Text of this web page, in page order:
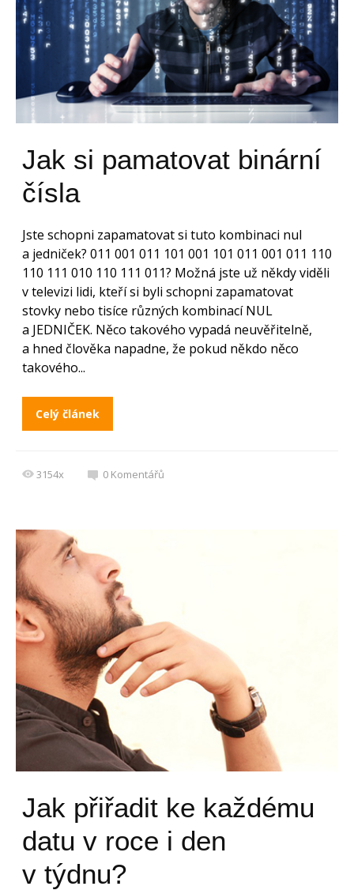
Jak si pamatovat binární
čísla
Jste schopni zapamatovat si tuto kombinaci nul
a jedniček? 011 001 011 101 001 101 011 001 011 110
110 111 010 110 111 011? Možná jste už někdy viděli
v televizi lidi, kteří si byli schopni zapamatovat
stovky nebo tisíce různých kombinací NUL
a JEDNIČEK. Něco takového vypadá neuvěřitelně,
a hned člověka napadne, že pokud někdo něco
takového...
Celý článek
3154x 0 Komentářů
Jak přiřadit ke každému
datu v roce i den
v týdnu?